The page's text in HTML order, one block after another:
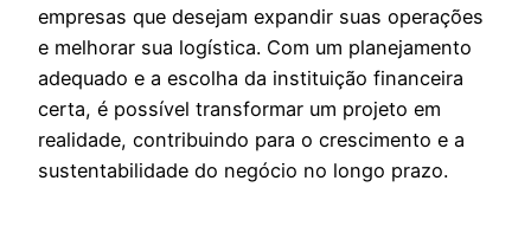
empresas que desejam expandir suas operações
e melhorar sua logística. Com um planejamento
adequado e a escolha da instituição financeira
certa, é possível transformar um projeto em
realidade, contribuindo para o crescimento e a
sustentabilidade do negócio no longo prazo.